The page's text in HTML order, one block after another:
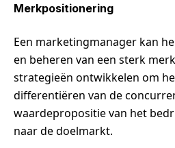
Merkpositionering
Een marketingmanager kan
en beheren van een sterk
strategieën ontwikkelen om
differentiëren van de
waardepropositie van het
naar de doelmarkt.